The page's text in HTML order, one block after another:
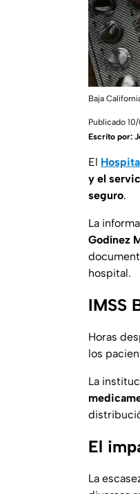
Baja
Publicado
Escrito por:
El
y el
seguro.
La
Godínez
hospital.
IMSS
Horas
los
La
El
La